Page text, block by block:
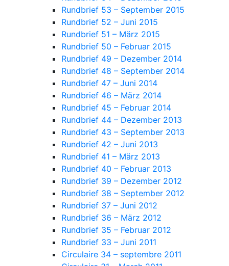
Rundbrief 53 – September 2015
Rundbrief 52 – Juni 2015
Rundbrief 51 – März 2015
Rundbrief 50 – Februar 2015
Rundbrief 49 – Dezember 2014
Rundbrief 48 – September 2014
Rundbrief 47 – Juni 2014
Rundbrief 46 – März 2014
Rundbrief 45 – Februar 2014
Rundbrief 44 – Dezember 2013
Rundbrief 43 – September 2013
Rundbrief 42 – Juni 2013
Rundbrief 41 – März 2013
Rundbrief 40 – Februar 2013
Rundbrief 39 – Dezember 2012
Rundbrief 38 – September 2012
Rundbrief 37 – Juni 2012
Rundbrief 36 – März 2012
Rundbrief 35 – Februar 2012
Rundbrief 33 – Juni 2011
Circulaire 34 – septembre 2011